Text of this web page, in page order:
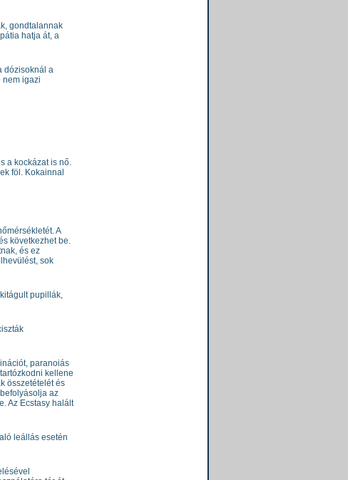
gondtalannak
hatja át, a
dózisoknál a
nem igazi
a kockázat is nő.
föl. Kokainnal
A
következhet be.
és ez
sok
pupillák,
paranoiás
kellene
összetételét és
az
Az Ecstasy halált
leállás esetén